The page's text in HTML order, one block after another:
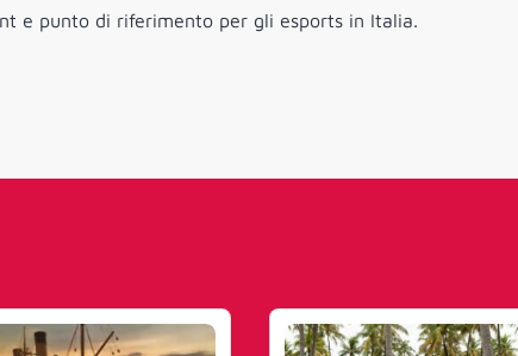
e punto di riferimento per gli esports in Italia.